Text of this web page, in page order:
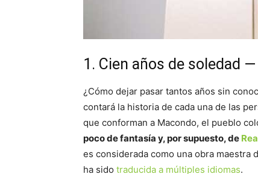
1. Cien años de soledad
¿Cómo dejar pasar tantos años sin
contará la historia de cada una de las
que conforman a Macondo, el pueblo
poco de fantasía y, por supuesto, de
es considerada como una obra maestra
ha sido traducida a múltiples idiomas.